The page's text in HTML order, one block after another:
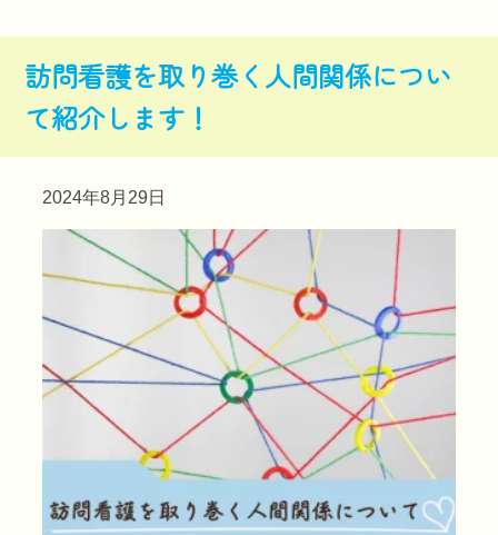
訪問看護を取り巻く人間関係につい
て紹介します！
2024年8月29日